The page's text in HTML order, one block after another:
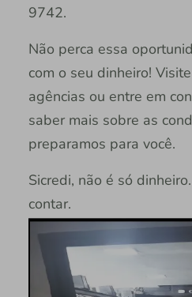
9742.
Não perca essa
com o seu dinheiro!
agências ou entre em
saber mais sobre as
preparamos para você.
Sicredi, não é só
contar.